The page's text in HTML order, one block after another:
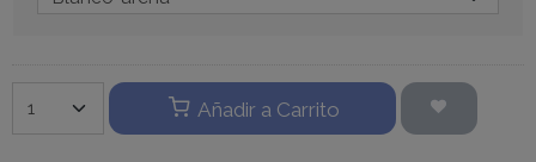
Añadir a Carrito